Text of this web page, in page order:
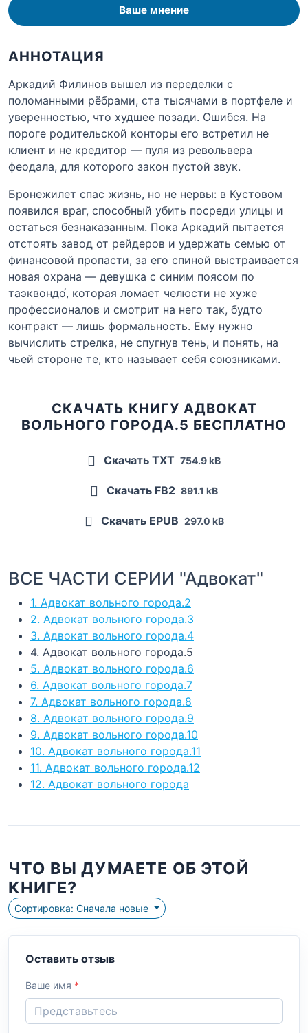
Ваше мнение
АННОТАЦИЯ
Аркадий Филинов вышел из переделки с
поломанными рёбрами, ста тысячами в портфеле и
уверенностью, что худшее позади. Ошибся. На
пороге родительской конторы его встретил не
клиент и не кредитор — пуля из револьвера
феодала, для которого закон пустой звук.
Бронежилет спас жизнь, но не нервы: в Кустовом
появился враг, способный убить посреди улицы и
остаться безнаказанным. Пока Аркадий пытается
отстоять завод от рейдеров и удержать семью от
финансовой пропасти, за его спиной выстраивается
новая охрана — девушка с синим поясом по
таэквондо́, которая ломает челюсти не хуже
профессионалов и смотрит на него так, будто
контракт — лишь формальность. Ему нужно
вычислить стрелка, не спугнув тень, и понять, на
чьей стороне те, кто называет себя союзниками.
СКАЧАТЬ КНИГУ АДВОКАТ
ВОЛЬНОГО ГОРОДА.5 БЕСПЛАТНО
Скачать TXT 754.9 kB
Скачать FB2 891.1 kB
Скачать EPUB 297.0 kB
ВСЕ ЧАСТИ СЕРИИ "Адвокат"
1. Адвокат вольного города.2
2. Адвокат вольного города.3
3. Адвокат вольного города.4
4. Адвокат вольного города.5
5. Адвокат вольного города.6
6. Адвокат вольного города.7
7. Адвокат вольного города.8
8. Адвокат вольного города.9
9. Адвокат вольного города.10
10. Адвокат вольного города.11
11. Адвокат вольного города.12
12. Адвокат вольного города
ЧТО ВЫ ДУМАЕТЕ ОБ ЭТОЙ
КНИГЕ?
Сортировка: Сначала новые
Оставить отзыв
Ваше имя *